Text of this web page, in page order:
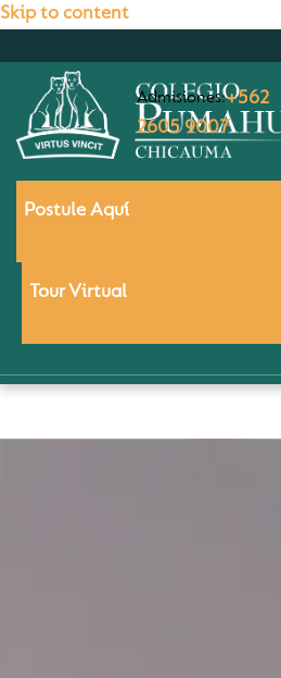
Skip to content
Admisiones:+562
2605 9007
Postule Aquí
Tour Virtual